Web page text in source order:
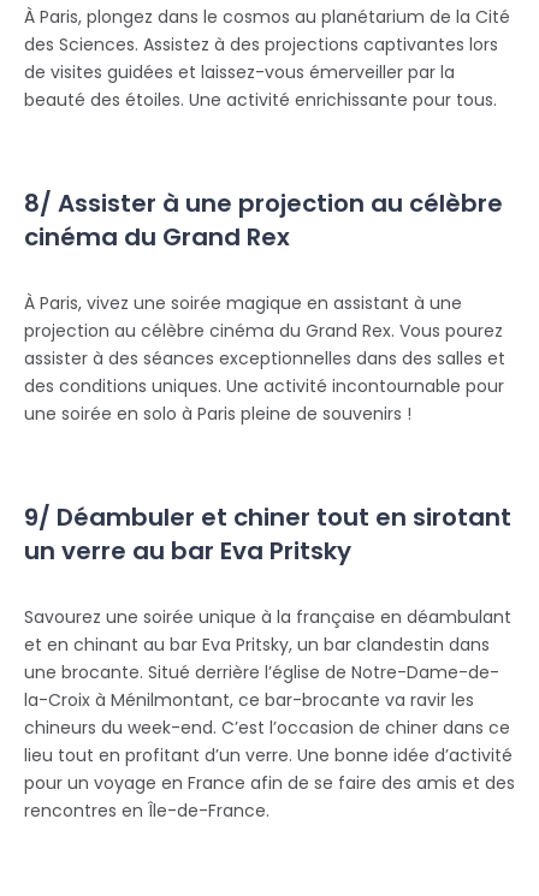
À Paris, plongez dans le cosmos au planétarium de la Cité
des Sciences. Assistez à des projections captivantes lors
de visites guidées et laissez-vous émerveiller par la
beauté des étoiles. Une activité enrichissante pour tous.
8/ Assister à une projection au célèbre
cinéma du Grand Rex
À Paris, vivez une soirée magique en assistant à une
projection au célèbre cinéma du Grand Rex. Vous pourez
assister à des séances exceptionnelles dans des salles et
des conditions uniques. Une activité incontournable pour
une soirée en solo à Paris pleine de souvenirs !
9/ Déambuler et chiner tout en sirotant
un verre au bar Eva Pritsky
Savourez une soirée unique à la française en déambulant
et en chinant au bar Eva Pritsky, un bar clandestin dans
une brocante. Situé derrière l’église de Notre-Dame-de-
la-Croix à Ménilmontant, ce bar-brocante va ravir les
chineurs du week-end. C’est l’occasion de chiner dans ce
lieu tout en profitant d’un verre. Une bonne idée d’activité
pour un voyage en France afin de se faire des amis et des
rencontres en Île-de-France.